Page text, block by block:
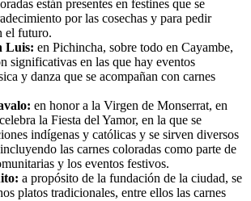
están presentes en festines que se
por las cosechas y para pedir
el futuro.
Luis: en Pichincha, sobre todo en Cayambe,
significativas en las que hay eventos
y danza que se acompañan con carnes
en honor a la Virgen de Monserrat, en
la Fiesta del Yamor, en la que se
indígenas y católicas y se sirven diversos
las carnes coloradas como parte de
y los eventos festivos.
a propósito de la fundación de la ciudad, se
platos tradicionales, entre ellos las carnes